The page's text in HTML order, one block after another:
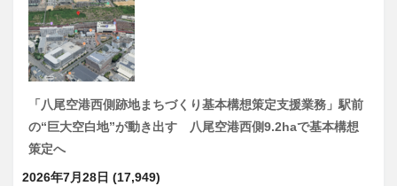
「八尾空港西側跡地まちづくり基本構想策定支援業務」駅前
の“巨大空白地”が動き出す 八尾空港西側9.2haで基本構想
策定へ
2026年7月28日 (17,949)